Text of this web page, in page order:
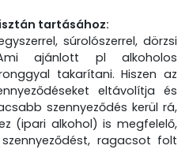
tartásához:
súrolószerrel, dörzsi
ajánlott pl alkoholos
takarítani. Hiszen az
eltávolítja és
szennyeződés kerül rá,
(ipari alkohol) is megfelelő,
ragacsot folt